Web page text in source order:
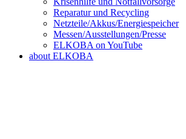
Reparatur und Recycling
Netzteile/Akkus/Energiespeicher
Messen/Ausstellungen/Presse
ELKOBA on YouTube
about ELKOBA